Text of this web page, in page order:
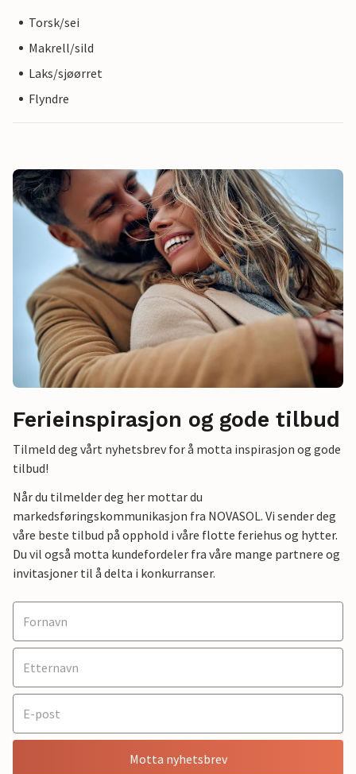
Torsk/sei
Makrell/sild
Laks/sjøørret
Flyndre
Ferieinspirasjon og gode tilbud
Tilmeld deg vårt nyhetsbrev for å motta inspirasjon og gode
tilbud!
Når du tilmelder deg her mottar du
markedsføringskommunikasjon fra NOVASOL. Vi sender deg
våre beste tilbud på opphold i våre flotte feriehus og hytter.
Du vil også motta kundefordeler fra våre mange partnere og
invitasjoner til å delta i konkurranser.
Motta nyhetsbrev